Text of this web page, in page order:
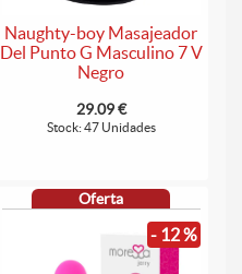
Naughty-boy Masajeador
Del Punto G Masculino 7 V
Negro
29.09 €
Stock: 47 Unidades
Oferta
- 12 %